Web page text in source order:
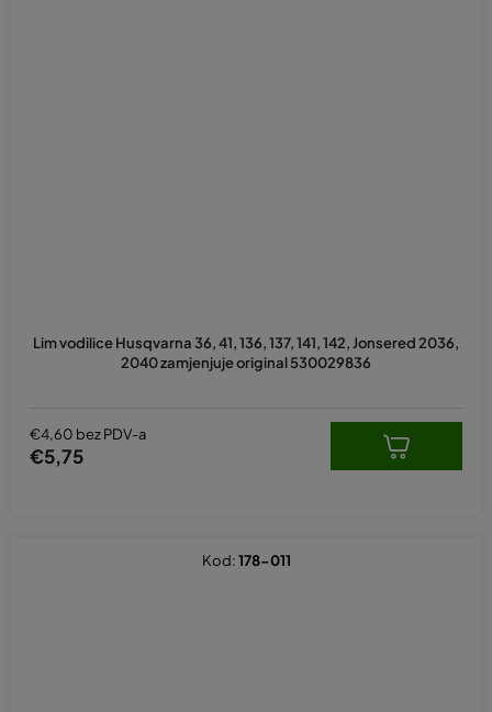
Lim vodilice Husqvarna 36, 41, 136, 137, 141, 142, Jonsered 2036,
2040 zamjenjuje original 530029836
€4,60 bez PDV-a
€5,75
Kod:178-011